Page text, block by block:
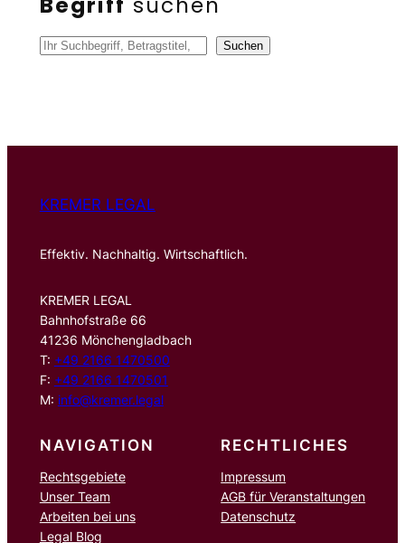
Begriff suchen
S
n
Suchen
KREMER LEGAL
Effektiv. Nachhaltig. Wirtschaftlich.
KREMER LEGAL
Bahnhofstraße 66
41236 Mönchengladbach
T: +49 2166 1470500
F: +49 2166 1470501
M: info@kremer.legal
NAVIGATION
Rechtsgebiete
Unser Team
Arbeiten bei uns
Legal Blog
RECHTLICHES
Impressum
AGB für Veranstaltungen
Datenschutz